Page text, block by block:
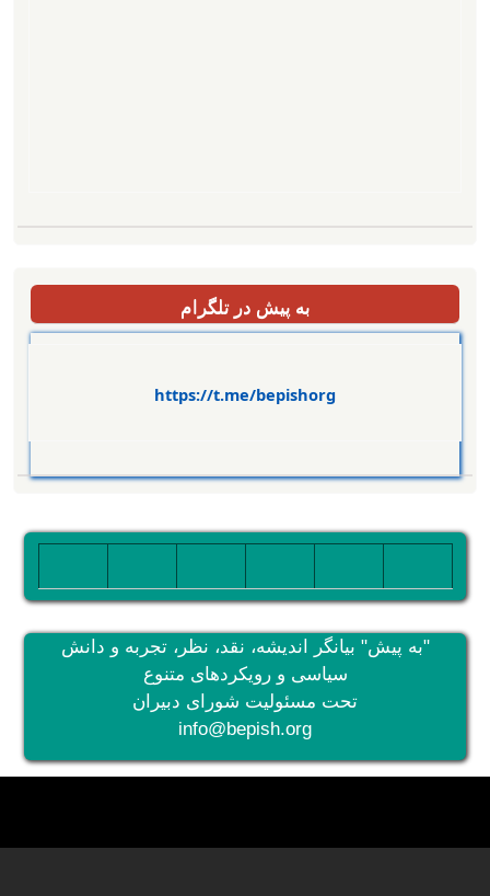
به پیش در تلگرام
https://t.me/bepishorg
"به پیش" بیانگر اندیشه، نقد، نظر، تجربه و دانش
سیاسی و رویکردهای متنوع
تحت مسئولیت شورای دبیران
info@bepish.org